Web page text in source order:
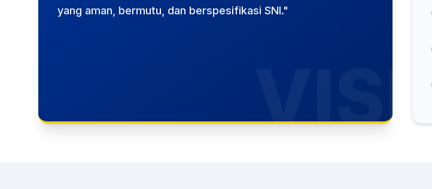
VISI
yang aman, bermutu, dan berspesifikasi SNI."